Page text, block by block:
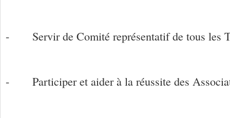
- Servir de Comité représentatif de tous les
- Participer et aider à la réussite des